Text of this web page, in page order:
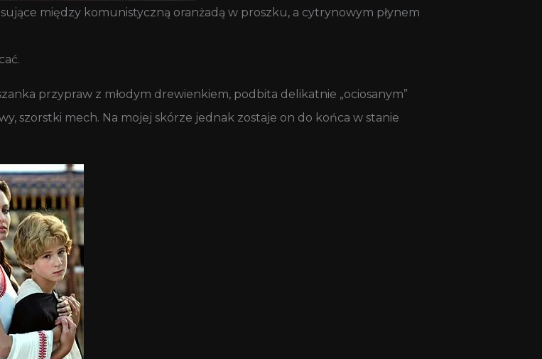
między komunistyczną oranżadą w proszku, a cytrynowym płynem
przypraw z młodym drewienkiem, podbita delikatnie „ociosanym”
szorstki mech. Na mojej skórze jednak zostaje on do końca w stanie